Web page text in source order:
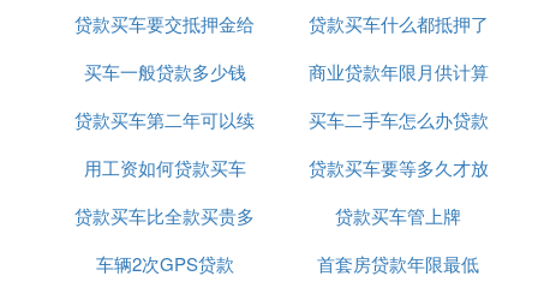
贷款买车要交抵押金给
银行吗
贷款买车什么都抵押了
买车一般贷款多少钱
商业贷款年限月供计算
贷款买车第二年可以续
保吗
买车二手车怎么办贷款
吗
用工资如何贷款买车
贷款买车要等多久才放
款
贷款买车比全款买贵多
少钱
贷款买车管上牌
车辆2次GPS贷款
首套房贷款年限最低